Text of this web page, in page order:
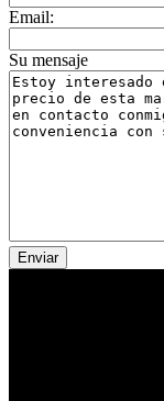
Email:
Su mensaje